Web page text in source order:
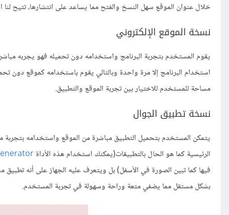
خلال عنوان الموقع سهل النسخ والفتح مما يساعد على انتشارها، تتيح
نسخة الموقع الإلكتروني
يقوم المستخدم بتجربة البرنامج واستخدامه دون تحميله فهو يجربه
استخدام البرنامج إلا مرة واحدة وبالتالي يقوم باستخدامه كموقع دون
مساحة للمستخدم للاختيار بين تجربة الموقع والتطبيق.
نسخة تطبيق الجوال
يتمكن المستخدم بتحميل التطبيق مباشرة من الموقع واستخدامه بتجربة
الرئيسية كما هو الحال بالتطبيقات(يمكنك استخدام هذه الأداة
فيها كما تبين الصورة في الأسفل) بل ويتعرف عليه الجهاز على أنه
بشكل مستقل مما يضفي متعة وراحة وسهولة في تجربة المستخدم.